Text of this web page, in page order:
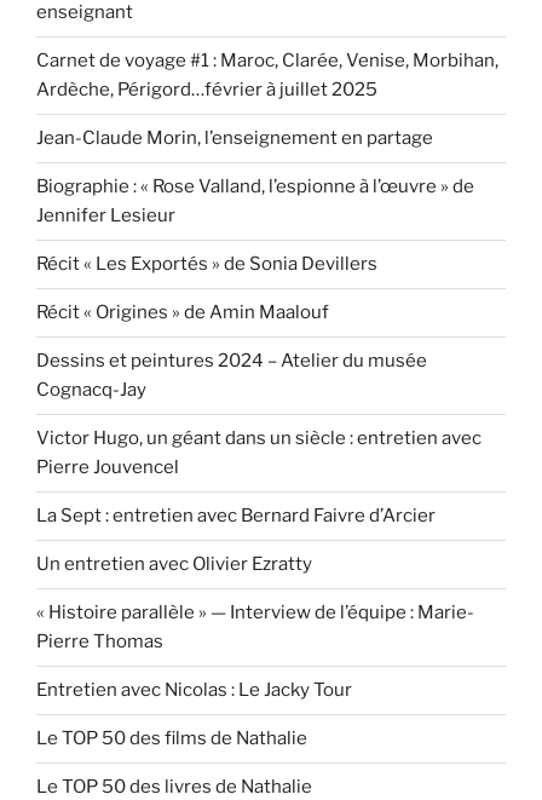
enseignant
Carnet de voyage #1 : Maroc, Clarée, Venise, Morbihan,
Ardèche, Périgord…février à juillet 2025
Jean-Claude Morin, l’enseignement en partage
Biographie : « Rose Valland, l’espionne à l’œuvre » de
Jennifer Lesieur
Récit « Les Exportés » de Sonia Devillers
Récit « Origines » de Amin Maalouf
Dessins et peintures 2024 – Atelier du musée
Cognacq-Jay
Victor Hugo, un géant dans un siècle : entretien avec
Pierre Jouvencel
La Sept : entretien avec Bernard Faivre d’Arcier
Un entretien avec Olivier Ezratty
« Histoire parallèle » — Interview de l’équipe : Marie-
Pierre Thomas
Entretien avec Nicolas : Le Jacky Tour
Le TOP 50 des films de Nathalie
Le TOP 50 des livres de Nathalie